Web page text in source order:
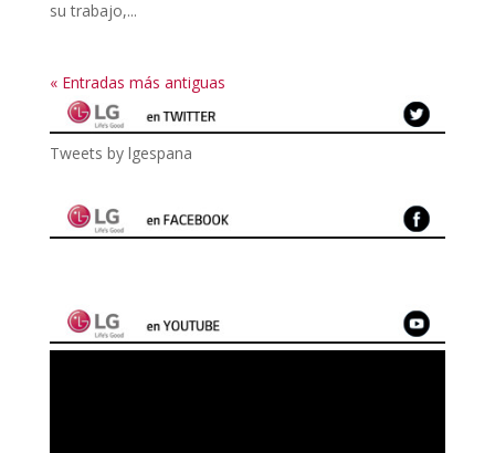
su trabajo,...
« Entradas más antiguas
Tweets by lgespana